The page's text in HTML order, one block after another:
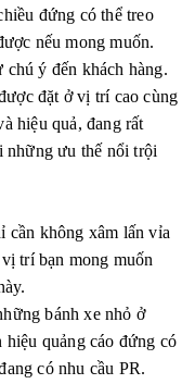
đứng có thể treo
nếu mong muốn.
chú ý đến khách hàng.
đặt ở vị trí cao cùng
hiệu quả, đang rất
những ưu thế nổi trội
không xâm lấn vỉa
trí bạn mong muốn
bánh xe nhỏ ở
quảng cáo đứng có
có nhu cầu PR.